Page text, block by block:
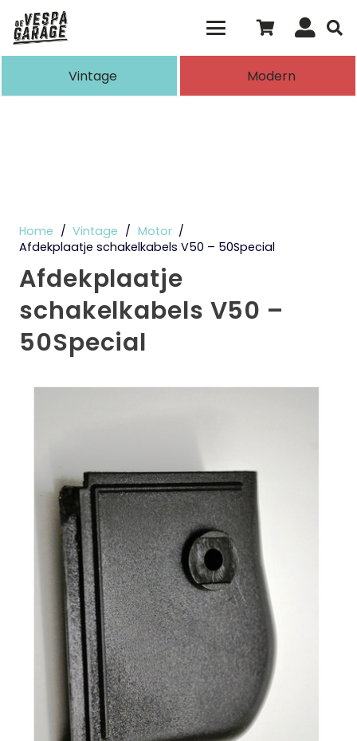
de resultaten voor automatisch
Vintage Modern
Home / Vintage / Motor /
Afdekplaatje schakelkabels V50 – 50Special
Afdekplaatje
schakelkabels V50 –
50Special